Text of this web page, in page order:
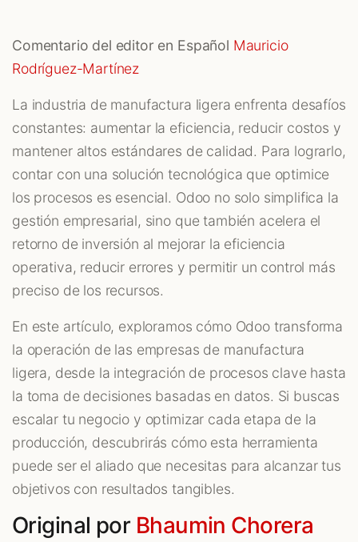
Comentario del editor en Español Mauricio
Rodríguez-Martínez
La industria de manufactura ligera enfrenta desafíos
constantes: aumentar la eficiencia, reducir costos y
mantener altos estándares de calidad. Para lograrlo,
contar con una solución tecnológica que optimice
los procesos es esencial. Odoo no solo simplifica la
gestión empresarial, sino que también acelera el
retorno de inversión al mejorar la eficiencia
operativa, reducir errores y permitir un control más
preciso de los recursos.
En este artículo, exploramos cómo Odoo transforma
la operación de las empresas de manufactura
ligera, desde la integración de procesos clave hasta
la toma de decisiones basadas en datos. Si buscas
escalar tu negocio y optimizar cada etapa de la
producción, descubrirás cómo esta herramienta
puede ser el aliado que necesitas para alcanzar tus
objetivos con resultados tangibles.
Original por Bhaumin Chorera